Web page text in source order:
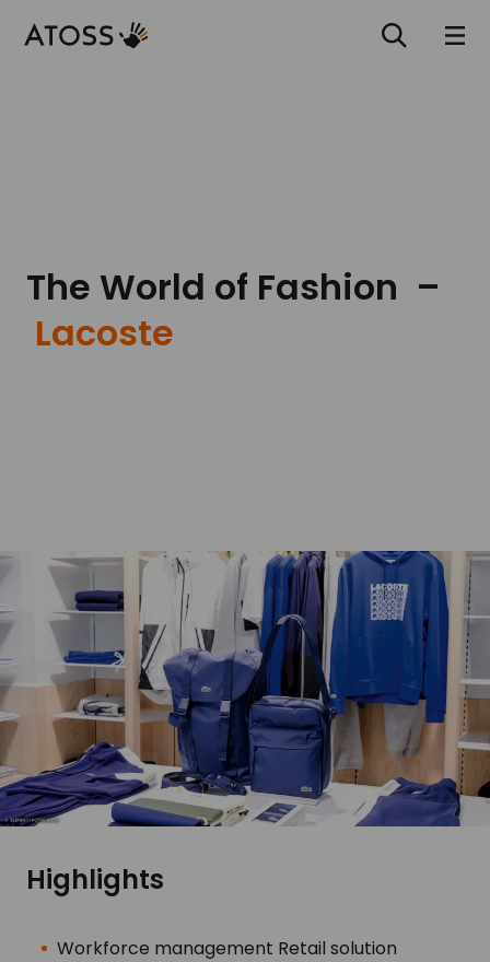
The World of Fashion –
Lacoste
Highlights
Workforce management Retail solution